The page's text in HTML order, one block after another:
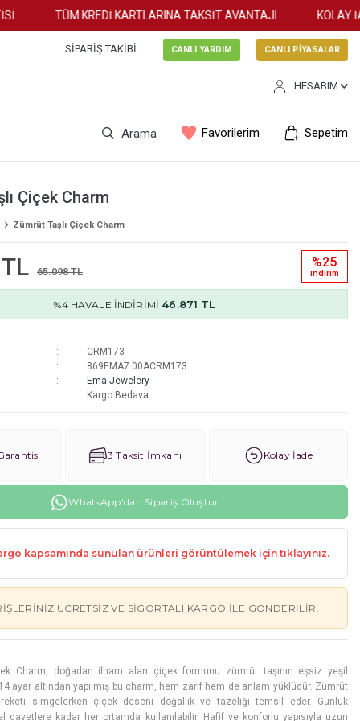
TÜM KREDİ KARTLARINA TAKSİT AVANTAJI KOLAY
SIPARIŞ TAKIBI CANLI YARDIM CANLI PİYASALAR
HESABIM
Arama Favorilerim Sepetim
Çiçek Charm
Zümrüt Taşlı Çiçek Charm
65.098 TL
%25
i̇ndi̇ri̇m
%4 HAVALE İNDİRİMİ 46.871 TL
CRM173
869EMA7.00ACRM173
Ema Jewelery
Kargo Bedava
3 Taksit İmkanı Kolay İade
WhatsApp'dan Sipariş Oluştur
kapsamında sunulan ürünleri görüntülemek için tıklayınız.
ÜCRETSIZ VE SIGORTALI KARGO ILE GÖNDERILIR.
Charm, doğadan ilham alan çiçek formunu zümrüt taşının eşsiz yeşil
ayar altından yapılmış bu charm, hem zarif hem de anlam yüklüdür. Zümrüt
simgelerken çiçek deseni doğallık ve tazeliği temsil eder. Günlük
davetlere kadar her ortamda kullanılabilir. Hafif ve konforlu yapısıyla uzun